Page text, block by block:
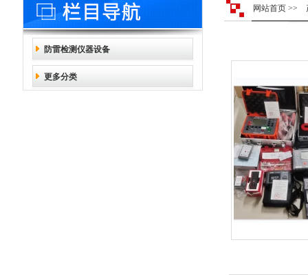
防雷检测仪器设备
更多分类
网站首页 >>